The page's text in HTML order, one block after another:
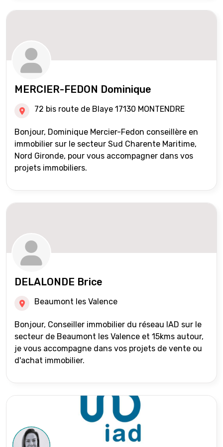
MERCIER-FEDON Dominique
72 bis route de Blaye 17130 MONTENDRE
Bonjour, Dominique Mercier-Fedon conseillère en
immobilier sur le secteur Sud Charente Maritime,
Nord Gironde, pour vous accompagner dans vos
projets immobiliers.
DELALONDE Brice
Beaumont les Valence
Bonjour, Conseiller immobilier du réseau IAD sur le
secteur de Beaumont les Valence et 15kms autour,
je vous accompagne dans vos projets de vente ou
d'achat immobilier.